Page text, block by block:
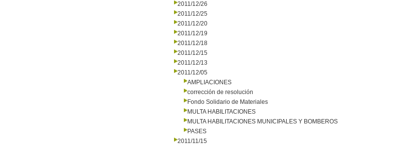
2011/12/26
2011/12/25
2011/12/20
2011/12/19
2011/12/18
2011/12/15
2011/12/13
2011/12/05
AMPLIACIONES
corrección de resolución
Fondo Solidario de Materiales
MULTA HABILITACIONES
MULTA HABILITACIONES MUNICIPALES Y BOMBEROS
PASES
2011/11/15